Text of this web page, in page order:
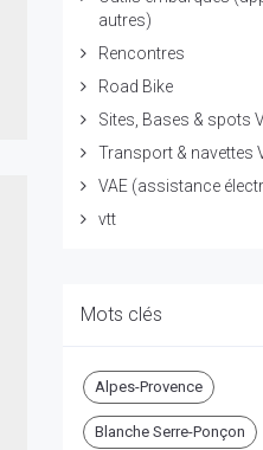
autres)
Rencontres
Road Bike
Sites, Bases & spots
Transport & navettes
VAE (assistance
vtt
Mots clés
Alpes-Provence
Blanche Serre-Ponçon